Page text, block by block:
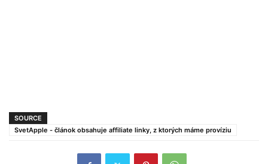
SOURCE
SvetApple - článok obsahuje affiliate linky, z ktorých máme províziu